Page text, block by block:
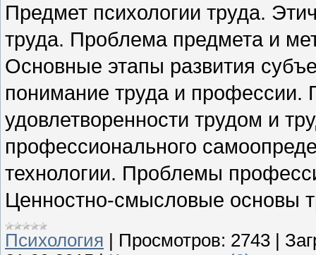
Предмет психологии труда.
труда. Проблема предмета и
Основные этапы развития
понимание труда и профессии.
удовлетворенности трудом и
профессионального
технологии. Проблемы
Ценностно-смысловые основы
Психология Просмотров: 2743